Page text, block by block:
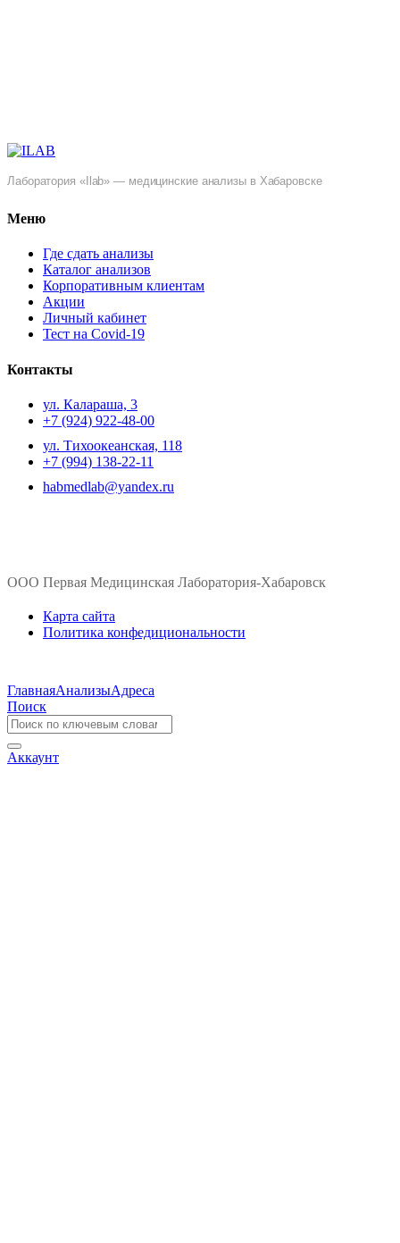
Лаборатория «Ilab» — медицинские анализы в Хабаровске
Меню
Где сдать анализы
Каталог анализов
Корпоративным клиентам
Акции
Личный кабинет
Тест на Covid-19
Контакты
ул. ​Калараша, 3
+7 (924) 922-48-00
ул. ​Тихоокеанская, 118
+7 (994) 138-22-11
habmedlab@yandex.ru
ООО Первая Медицинская Лаборатория-Хабаровск
Карта сайта
Политика конфедициональности
ГлавнаяАнализыАдреса
Поиск
Аккаунт